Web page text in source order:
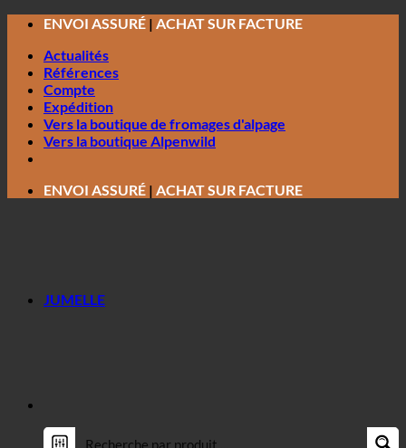
Passer
contenu
ENVOI ASSURÉ | ACHAT SUR FACTURE
Actualités
Références
Compte
Expédition
Vers la boutique de fromages d'alpage
Vers la boutique Alpenwild
ENVOI ASSURÉ | ACHAT SUR FACTURE
JUMELLE